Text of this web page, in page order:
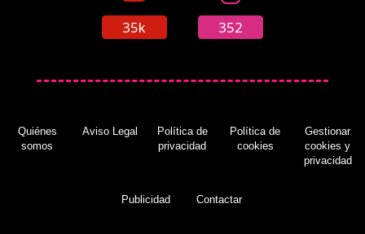
35k 352
Quiénes
somos
Aviso Legal
Política de
privacidad
Política de
cookies
Gestionar
cookies y
privacidad
Publicidad Contactar